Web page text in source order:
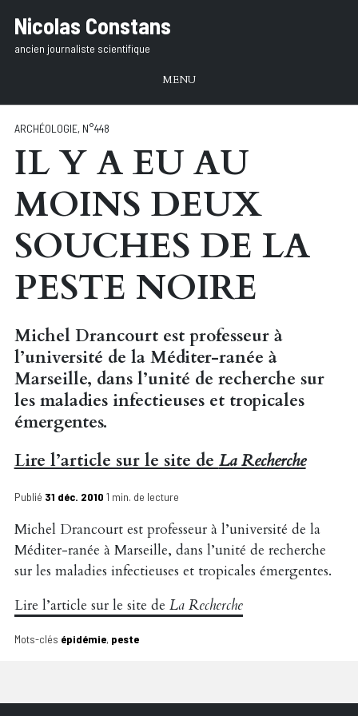
texte
Nicolas Constans
ancien journaliste scientifique
MENU
ARCHÉOLOGIE, N°448
IL Y A EU AU
MOINS DEUX
SOUCHES DE LA
PESTE NOIRE
Michel Drancourt est professeur à
l’université de la Méditer-ranée à
Marseille, dans l’unité de recherche sur
les maladies infectieuses et tropicales
émergentes.
Lire l’article sur le site de La Recherche
Publié 31 déc. 2010 1 min. de lecture
Michel Drancourt est professeur à l’université de la
Méditer-ranée à Marseille, dans l’unité de recherche
sur les maladies infectieuses et tropicales émergentes.
Lire l’article sur le site de La Recherche
Mots-clés épidémie, peste